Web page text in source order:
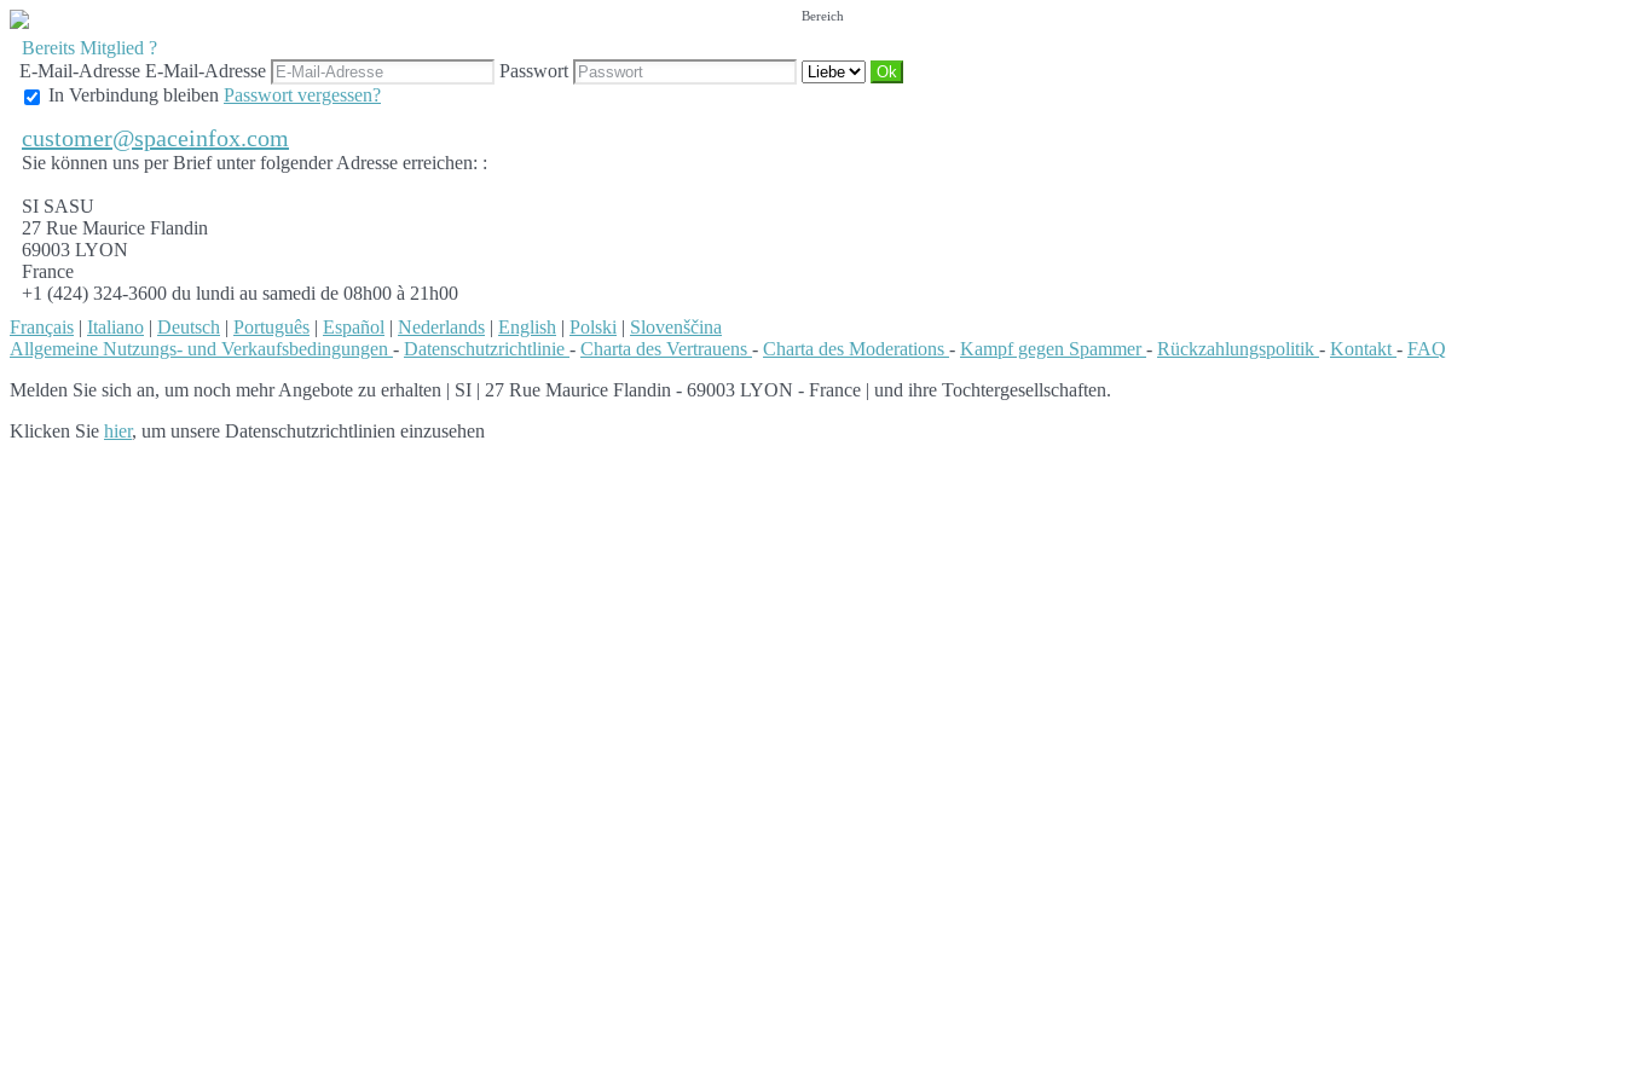
Bereits Mitglied ?
E-Mail-Adresse E-Mail-Adresse Passwort
Bereich
In Verbindung bleiben Passwort vergessen?
customer@spaceinfox.com
Sie können uns per Brief unter folgender Adresse erreichen: :
SI SASU
27 Rue Maurice Flandin
69003 LYON
France
+1 (424) 324-3600 du lundi au samedi de 08h00 à 21h00
Français | Italiano | Deutsch | Português | Español | Nederlands | English | Polski | Slovenščina
Allgemeine Nutzungs- und Verkaufsbedingungen - Datenschutzrichtlinie - Charta des Vertrauens - Charta des Moderations - Kampf gegen Spammer- Rückzahlungspolitik - Kontakt - FAQ
Melden Sie sich an, um noch mehr Angebote zu erhalten | SI | 27 Rue Maurice Flandin - 69003 LYON - France | und ihre Tochtergesellschaften.
Klicken Sie hier, um unsere Datenschutzrichtlinien einzusehen